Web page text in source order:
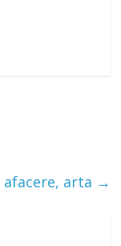
afacere, arta →